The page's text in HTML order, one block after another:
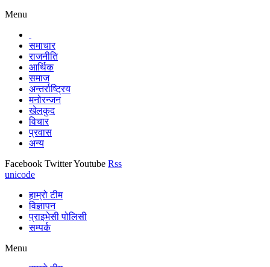
Menu
समाचार
राजनीति
आर्थिक
समाज
अन्तर्राष्ट्रिय
मनोरन्जन
खेलकुद
विचार
प्रवास
अन्य
Facebook TwitterYoutube Rss
unicode
हाम्रो टीम
विज्ञापन
प्राइभेसी पोलिसी
सम्पर्क
Menu